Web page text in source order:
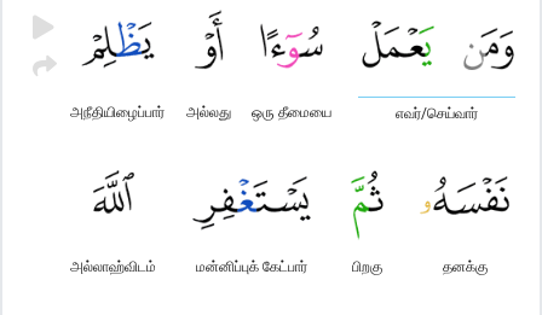
எவர்/செய்வார்
ஒரு தீமையை
அல்லது
அநீதியிழைப்பார்
தனக்கு
பிறகு
மன்னிப்புக் கேட்பார்
அல்லாஹ்விடம்